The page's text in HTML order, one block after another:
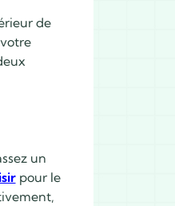
de
un
pour le